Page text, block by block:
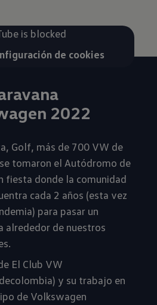
is blocked
de cookies
2022
Golf, más de 700 VW de
tomaron el Autódromo de
fiesta donde la comunidad
cada 2 años (esta vez
para pasar un
alrededor de nuestros
El Club VW
y su trabajo en
de Volkswagen